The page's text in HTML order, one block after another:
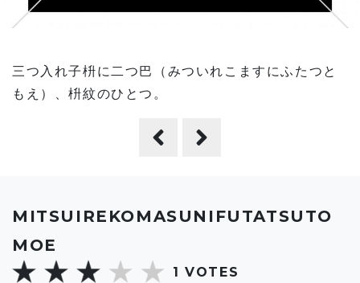
MITSUIREKOMASUNIFUTATSUTO
MOE
1 VOTES
三つ入れ子枡に二つ巴（みついれこますにふたつと
もえ）、枡紋のひとつ。